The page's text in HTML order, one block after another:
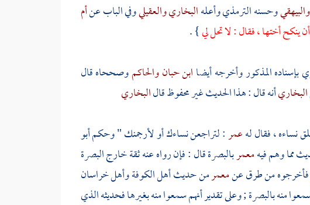
والبيهقيوحسنهالترمذيوأعلهالبخاريوالعقيليوفي الباب عنأم
أختها ، فقال : لا تحل لي} .
بإسناده المذكور وأخرجه أيضاابن حبانوالحاكموصححاه قال
البخاريأنه قال : هذا الحديث غير محفوظ قالالبخاري
نساءه ، فقال لهعمر: لتراجعن نساءك أو لأرجمنك " وحكمأبو
مما وهم فيهمعمربالبصرةقال : فإن رواه عنه ثقة خارجالبصرة
فأخرجوه من طرق عنمعمرمن حديث أهلالكوفةوأهلخراسان
منهبالبصرة; وعلى تقدير أنهم سمعوا منه بغيرها فحديثه الذي